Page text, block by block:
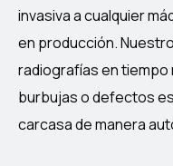
invasiva a cualquier
en producción.
radiografías en tiempo
burbujas o defectos
carcasa de manera